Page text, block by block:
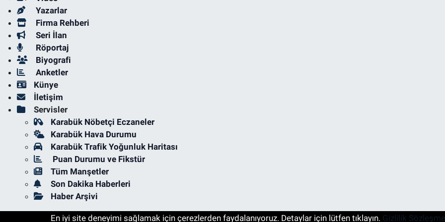
Yazarlar
Firma Rehberi
Seri İlan
Röportaj
Biyografi
Anketler
Künye
İletişim
Servisler
Karabük Nöbetçi Eczaneler
Karabük Hava Durumu
Karabük Trafik Yoğunluk Haritası
Puan Durumu ve Fikstür
Tüm Manşetler
Son Dakika Haberleri
Haber Arşivi
En iyi site deneyimi sağlamak için çerezlerden faydalanıyoruz. Detaylar için lütfen tıklayın. Gizlilik